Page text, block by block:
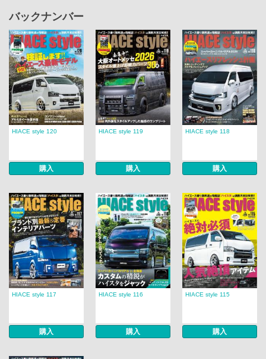
バックナンバー
HIACE style 120
購入
HIACE style 119
購入
HIACE style 118
購入
HIACE style 117
購入
HIACE style 116
購入
HIACE style 115
購入